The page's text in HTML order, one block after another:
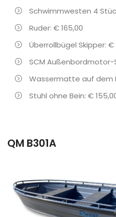
Schwimmwesten 4
Ruder: € 165,00
Überrollbügel Skipper: €
SCM Außenbordmotor-
Wassermatte auf dem
Stuhl ohne Bein: €
QM B301A